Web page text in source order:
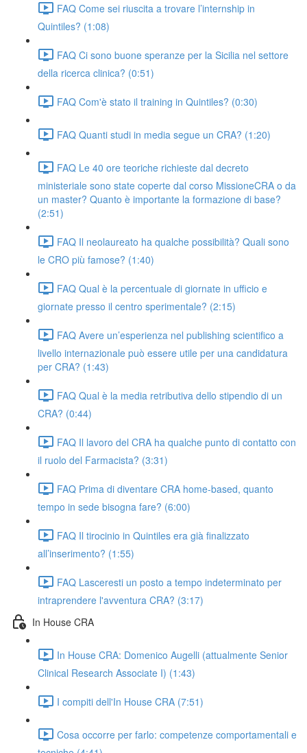
FAQ Come sei riuscita a trovare l’internship in
Quintiles? (1:08)
FAQ Ci sono buone speranze per la Sicilia nel settore
della ricerca clinica? (0:51)
FAQ Com'è stato il training in Quintiles? (0:30)
FAQ Quanti studi in media segue un CRA? (1:20)
FAQ Le 40 ore teoriche richieste dal decreto
ministeriale sono state coperte dal corso MissioneCRA o da
un master? Quanto è importante la formazione di base?
(2:51)
FAQ Il neolaureato ha qualche possibilità? Quali sono
le CRO più famose? (1:40)
FAQ Qual è la percentuale di giornate in ufficio e
giornate presso il centro sperimentale? (2:15)
FAQ Avere un’esperienza nel publishing scientifico a
livello internazionale può essere utile per una candidatura
per CRA? (1:43)
FAQ Qual è la media retributiva dello stipendio di un
CRA? (0:44)
FAQ Il lavoro del CRA ha qualche punto di contatto con
il ruolo del Farmacista? (3:31)
FAQ Prima di diventare CRA home-based, quanto
tempo in sede bisogna fare? (6:00)
FAQ Il tirocinio in Quintiles era già finalizzato
all’inserimento? (1:55)
FAQ Lasceresti un posto a tempo indeterminato per
intraprendere l'avventura CRA? (3:17)
In House CRA
In House CRA: Domenico Augelli (attualmente Senior
Clinical Research Associate I) (1:43)
I compiti dell'In House CRA (7:51)
Cosa occorre per farlo: competenze comportamentali e